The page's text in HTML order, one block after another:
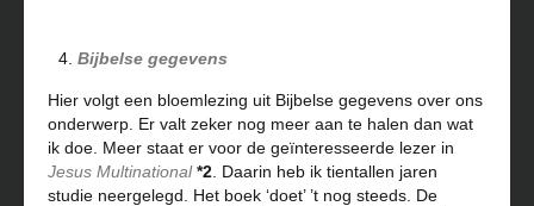
Bijbelse gegevens
Hier volgt een bloemlezing uit Bijbelse gegevens over ons
onderwerp. Er valt zeker nog meer aan te halen dan wat
ik doe. Meer staat er voor de geïnteresseerde lezer in
Jesus Multinational *2 . Daarin heb ik tientallen jaren
studie neergelegd. Het boek ‘doet’ ’t nog steeds. De